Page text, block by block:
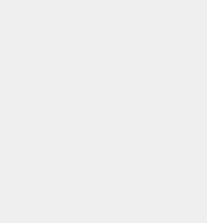
артиллерийская установка